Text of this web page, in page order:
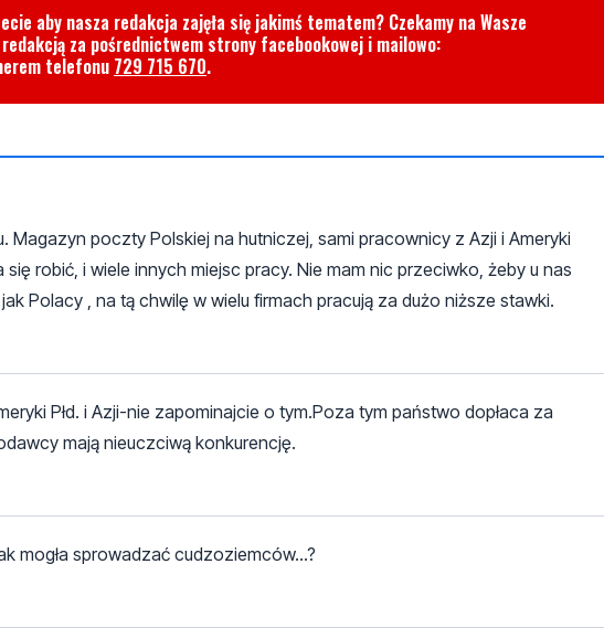
aby nasza redakcja zajęła się jakimś tematem? Czekamy na Wasze
za pośrednictwem strony facebookowej i mailowo:
telefonu 729 715 670.
Magazyn poczty Polskiej na hutniczej, sami pracownicy z Azji i Ameryki
robić, i wiele innych miejsc pracy. Nie mam nic przeciwko, żeby u nas
Polacy , na tą chwilę w wielu firmach pracują za dużo niższe stawki.
Płd. i Azji-nie zapominajcie o tym.Poza tym państwo dopłaca za
mają nieuczciwą konkurencję.
mogła sprowadzać cudzoziemców...?